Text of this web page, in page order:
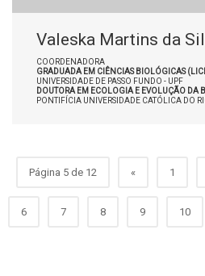
Valeska Martins da
COORDENADORA
GRADUADA EM CIÊNCIAS BIOLÓGICAS
UNIVERSIDADE DE PASSO FUNDO - UPF
DOUTORA EM ECOLOGIA E EVOLUÇÃO DA
PONTIFÍCIA UNIVERSIDADE CATÓLICA DO
Página 5 de 12 « 1
6 7 8 9 10